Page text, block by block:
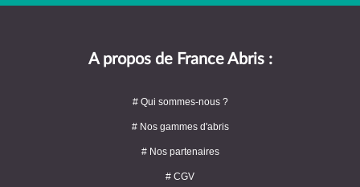
A propos de France Abris :
# Qui sommes-nous ?
# Nos gammes d'abris
# Nos partenaires
# CGV